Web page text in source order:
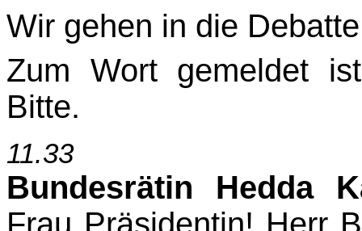
Wir gehen in die
Zum Wort gemeldet
Bitte.
11.33
Bundesrätin Hedda
Frau Präsidentin! Herr